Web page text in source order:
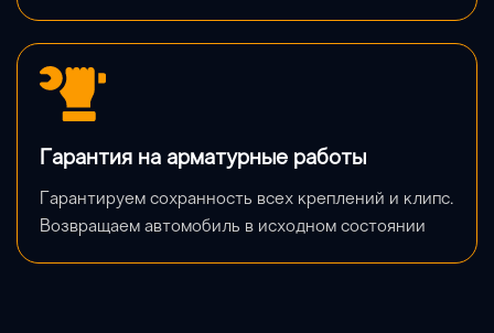
Гарантия на арматурные работы
Гарантируем сохранность всех креплений и клипс.
Возвращаем автомобиль в исходном состоянии